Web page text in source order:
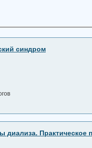
синдром
Практическое